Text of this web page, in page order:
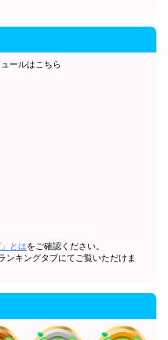
獲得条件達
ー制作権獲
ールはこちら
とはをご確認ください。
ンキングタブにてご覧いただけま